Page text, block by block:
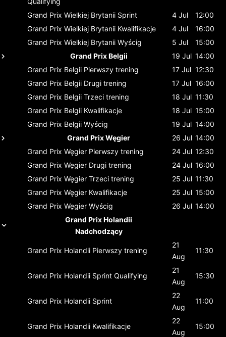
Grand Prix Wielkiej Brytanii Sprint 4 Jul
12:00
Grand Prix Wielkiej Brytanii Kwalifikacje 4 Jul
16:00
Grand Prix Wielkiej Brytanii Wyścig 5 Jul
15:00
Grand Prix Belgii
19 Jul 14:00
Grand Prix Belgii Pierwszy trening 17 Jul 12:30
Grand Prix Belgii Drugi trening 17 Jul 16:00
Grand Prix Belgii Trzeci trening 18 Jul 11:30
Grand Prix Belgii Kwalifikacje 18 Jul 15:00
Grand Prix Belgii Wyścig 19 Jul 14:00
Grand Prix Węgier
26 Jul 14:00
Grand Prix Węgier Pierwszy trening 24 Jul 12:30
Grand Prix Węgier Drugi trening 24 Jul 16:00
Grand Prix Węgier Trzeci trening 25 Jul 11:30
Grand Prix Węgier Kwalifikacje 25 Jul 15:00
Grand Prix Węgier Wyścig 26 Jul 14:00
Grand Prix Holandii
Nadchodzący
Grand Prix Holandii Pierwszy trening
21
Aug
11:30
Grand Prix Holandii Sprint Qualifying
21
Aug
15:30
Grand Prix Holandii Sprint
22
Aug
11:00
Grand Prix Holandii Kwalifikacje
22
Aug
15:00